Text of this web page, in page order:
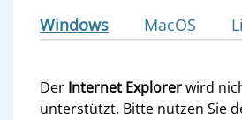
Windows MacOS
Der Internet Explorerwird
unterstützt. Bitte nutzen Sie